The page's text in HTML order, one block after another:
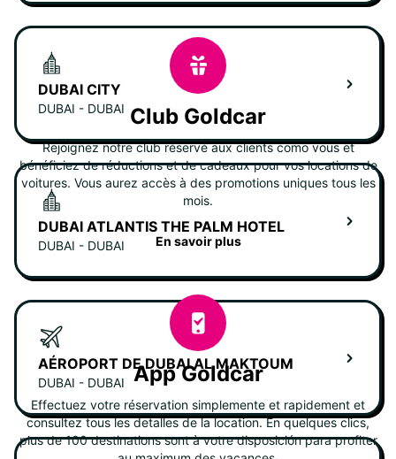
DUBAI CITY
DUBAI - DUBAI
DUBAI ATLANTIS THE PALM HOTEL
DUBAI - DUBAI
AÉROPORT DE DUBAI AL MAKTOUM
DUBAI - DUBAI
Club Goldcar
Rejoignez notre club réservé aux clients como vous et
bénéficiez de réductions et de cadeaux pour vos locations de
voitures. Vous aurez accès à des promotions uniques tous les
mois.
En savoir plus
App Goldcar
Effectuez votre réservation simplemente et rapidement et
consultez tous les detalles de la location. En quelques clics,
plus de 100 destinations sont à votre disposición para profiter